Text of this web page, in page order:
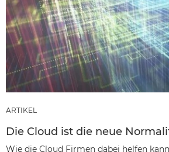
ARTIKEL
Die Cloud ist die neue
Wie die Cloud Firmen dabei helfen